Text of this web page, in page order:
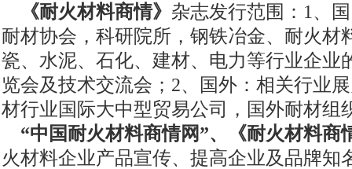
《耐火材料商情》 杂志发行范围：1、
耐材协会，科研院所，钢铁冶金、耐火材
瓷、水泥、石化、建材、电力等行业企业
览会及技术交流会；2、国外：相关行业
材行业国际大中型贸易公司，国外耐材组
“中国耐火材料商情网”、《耐火材料商
火材料企业产品宣传、提高企业及品牌知